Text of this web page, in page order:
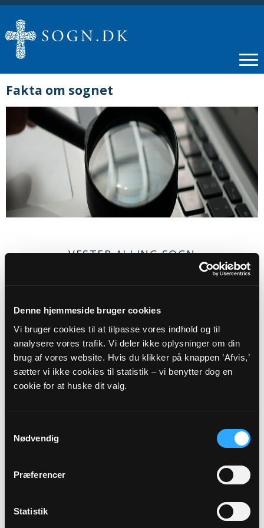
Denne hjemmeside bruger cookies
Vi bruger cookies til at tilpasse vores indhold og til
analysere vores trafik. Vi deler ikke oplysninger om din
brug af vores website. Hvis du klikker på knappen ’Afvis,’
sætter vi ikke cookies til statistik – vi benytter dog en
cookie for at huske dit valg.
Nødvendig
Præferencer
Statistik
Fakta om sognet
VESTER ALLING SOGN
Myndighedsoplysninger
Sognekode: 8222
Pastorat: Norddjurs Vestre Pastorat
Kommune: Norddjurs Kommune (707)
Norddjurs Provsti